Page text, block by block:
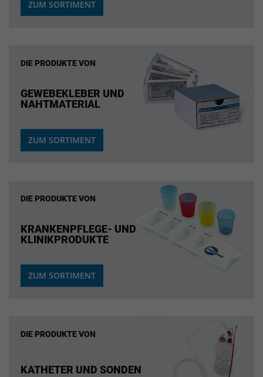
ZUM SORTIMENT
DIE PRODUKTE VON
GEWEBEKLEBER UND
NAHTMATERIAL
ZUM SORTIMENT
DIE PRODUKTE VON
KRANKENPFLEGE- UND
KLINIKPRODUKTE
ZUM SORTIMENT
DIE PRODUKTE VON
KATHETER UND SONDEN